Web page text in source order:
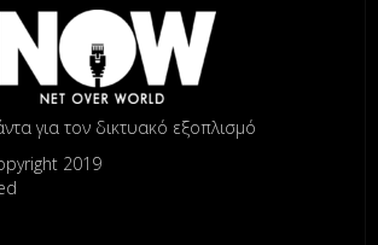
για τον δικτυακό εξοπλισμό
2019